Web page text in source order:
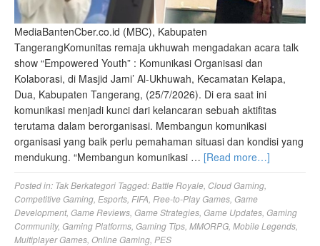
MediaBantenCber.co.id (MBC), Kabupaten
TangerangKomunitas remaja ukhuwah mengadakan acara talk
show “Empowered Youth” : Komunikasi Organisasi dan
Kolaborasi, di Masjid Jami’ Al-Ukhuwah, Kecamatan Kelapa,
Dua, Kabupaten Tangerang, (25/7/2026). Di era saat ini
komunikasi menjadi kunci dari kelancaran sebuah aktifitas
terutama dalam berorganisasi. Membangun komunikasi
organisasi yang baik perlu pemahaman situasi dan kondisi yang
mendukung. “Membangun komunikasi … [Read more…]
Posted in: Tak Berkategori Tagged:Battle Royale Cloud Gaming
Competitive Gaming Esports FIFA Free-to-Play Games Game
Development, Game Reviews Game Strategies Game Updates Gaming
Community, Gaming Platforms Gaming Tips MMORPG Mobile Legends
Multiplayer Games Online Gaming PES